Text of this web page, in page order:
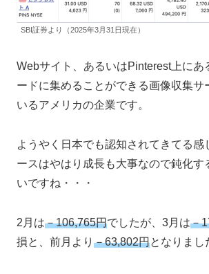
SBI証券より（2025年3月31日現在）
Webサイト、あるいはPinterest上にあ
ードに集めることができる画像収集サ
いるアメリカの企業です。
ようやく日本でも認知されてきてる感
ースはやはり成長も大事なので鈍化す
いですね・・・
2月は－106,765円でしたが、3月は－
損と、前月より －63,802円となりまし